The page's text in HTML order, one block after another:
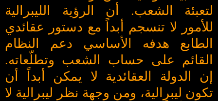
لتعبئة الشعب. أن الرؤية الليبرالية
للأمور لا تنسجم أبداً مع دستور عقائدي
الطابع هدفه الأساسي دعم النظام
القائم على حساب الشعب وتطلّعاته.
إن الدولة العقائدية لا يمكن أبداً أن
تكون ليبرالية، ومن وجهة نظر ليبرالية لا